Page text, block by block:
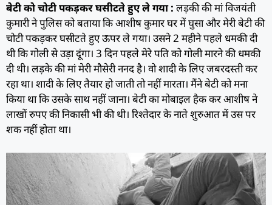
बेटी को चोटी पकड़कर घसीटते हुए ले गया : लड़की की मां विजयंती
कुमारी ने पुलिस को बताया कि आशीष कुमार घर में घुसा और मेरी बेटी की
चोटी पकड़कर घसीटते हुए ऊपर ले गया। उसने 2 महीने पहले धमकी दी
थी कि गोली से उड़ा दूंगा। 3 दिन पहले मेरे पति को गोली मारने की धमकी
दी थी। लड़के की मां मेरी मौसेरी ननद है। वो शादी के लिए जबरदस्ती कर
रहा था। शादी के लिए तैयार हो जाती तो नहीं मारता। मैंने बेटी को मना
किया था कि उसके साथ नहीं जाना। बेटी का मोबाइल हैक कर आशीष ने
लाखों रुपए की निकासी भी की थी। रिश्तेदार के नाते शुरुआत में उस पर
शक नहीं होता था।